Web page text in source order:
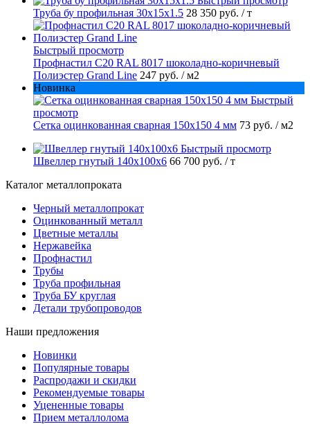
Труба бу профильная 30х15х1.5 28 350 руб. / т
Быстрый просмотр
Профнастил С20 RAL 8017 шоколадно-коричневый
Полиэстер Grand Line 247 руб. / м2
Новинка
Быстрый
просмотр
Сетка оцинкованная сварная 150х150 4 мм 73 руб. / м2
Быстрый просмотр
Швеллер гнутый 140х100х6 66 700 руб. / т
Каталог металлопроката
Черный металлопрокат
Оцинкованный металл
Цветные металлы
Нержавейка
Профнастил
Трубы
Труба профильная
Труба БУ круглая
Детали трубопроводов
Наши предложения
Новинки
Популярные товары
Распродажи и скидки
Рекомендуемые товары
Уцененные товары
Прием металлолома